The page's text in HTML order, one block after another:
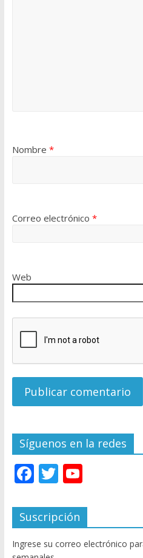
Nombre *
Correo electrónico *
Web
Síguenos en la redes
F
e
b
o
T
itt
er
Y
u
T
u
Suscripción
Ingrese su correo electrónico